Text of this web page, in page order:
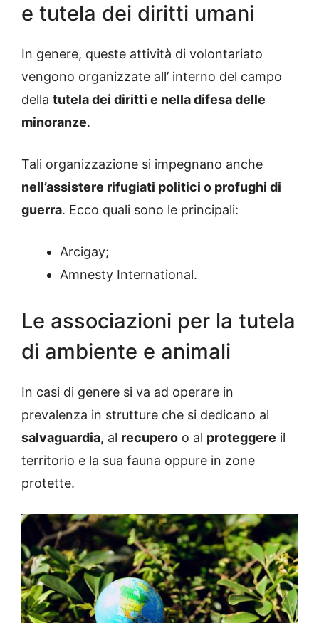
e tutela dei diritti umani
In genere, queste attività di volontariato
vengono organizzate all’ interno del campo
della tutela dei diritti e nella difesa delle
minoranze.
Tali organizzazione si impegnano anche
nell’assistere rifugiati politici o profughi di
guerra. Ecco quali sono le principali:
Arcigay;
Amnesty International.
Le associazioni per la tutela
di ambiente e animali
In casi di genere si va ad operare in
prevalenza in strutture che si dedicano al
salvaguardia, al recupero o al proteggere il
territorio e la sua fauna oppure in zone
protette.